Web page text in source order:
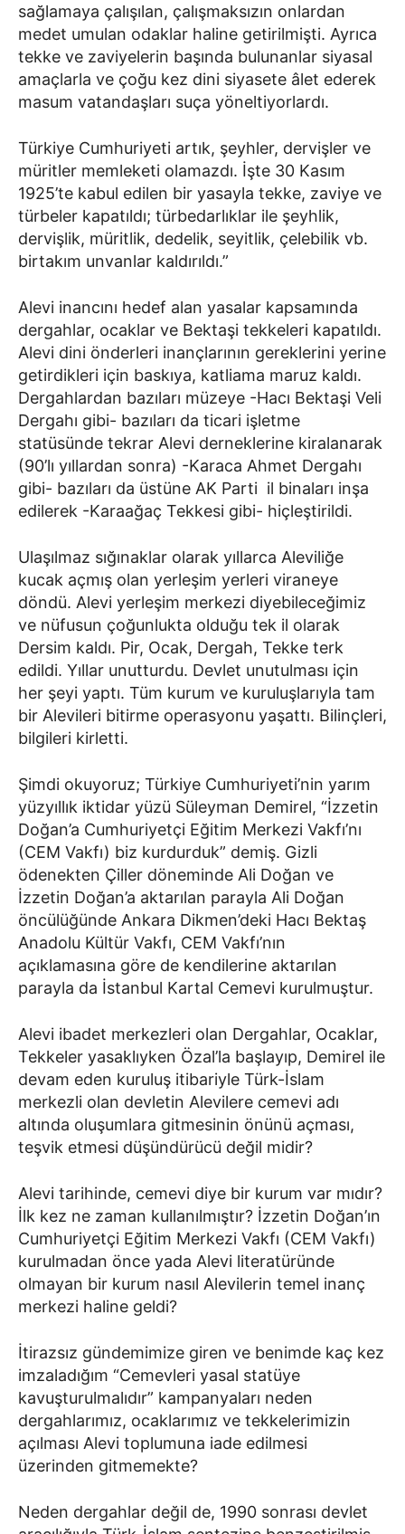
sağlamaya çalışılan, çalışmaksızın onlardan
medet umulan odaklar haline getirilmişti. Ayrıca
tekke ve zaviyelerin başında bulunanlar siyasal
amaçlarla ve çoğu kez dini siyasete âlet ederek
masum vatandaşları suça yöneltiyorlardı.
Türkiye Cumhuriyeti artık, şeyhler, dervişler ve
müritler memleketi olamazdı. İşte 30 Kasım
1925’te kabul edilen bir yasayla tekke, zaviye ve
türbeler kapatıldı; türbedarlıklar ile şeyhlik,
dervişlik, müritlik, dedelik, seyitlik, çelebilik vb.
birtakım unvanlar kaldırıldı.”
Alevi inancını hedef alan yasalar kapsamında
dergahlar, ocaklar ve Bektaşi tekkeleri kapatıldı.
Alevi dini önderleri inançlarının gereklerini yerine
getirdikleri için baskıya, katliama maruz kaldı.
Dergahlardan bazıları müzeye -Hacı Bektaşi Veli
Dergahı gibi- bazıları da ticari işletme
statüsünde tekrar Alevi derneklerine kiralanarak
(90’lı yıllardan sonra) -Karaca Ahmet Dergahı
gibi- bazıları da üstüne AK Parti il binaları inşa
edilerek -Karaağaç Tekkesi gibi- hiçleştirildi.
Ulaşılmaz sığınaklar olarak yıllarca Aleviliğe
kucak açmış olan yerleşim yerleri viraneye
döndü. Alevi yerleşim merkezi diyebileceğimiz
ve nüfusun çoğunlukta olduğu tek il olarak
Dersim kaldı. Pir, Ocak, Dergah, Tekke terk
edildi. Yıllar unutturdu. Devlet unutulması için
her şeyi yaptı. Tüm kurum ve kuruluşlarıyla tam
bir Alevileri bitirme operasyonu yaşattı. Bilinçleri,
bilgileri kirletti.
Şimdi okuyoruz; Türkiye Cumhuriyeti’nin yarım
yüzyıllık iktidar yüzü Süleyman Demirel, “İzzetin
Doğan’a Cumhuriyetçi Eğitim Merkezi Vakfı’nı
(CEM Vakfı) biz kurdurduk” demiş. Gizli
ödenekten Çiller döneminde Ali Doğan ve
İzzetin Doğan’a aktarılan parayla Ali Doğan
öncülüğünde Ankara Dikmen’deki Hacı Bektaş
Anadolu Kültür Vakfı, CEM Vakfı’nın
açıklamasına göre de kendilerine aktarılan
parayla da İstanbul Kartal Cemevi kurulmuştur.
Alevi ibadet merkezleri olan Dergahlar, Ocaklar,
Tekkeler yasaklıyken Özal’la başlayıp, Demirel ile
devam eden kuruluş itibariyle Türk-İslam
merkezli olan devletin Alevilere cemevi adı
altında oluşumlara gitmesinin önünü açması,
teşvik etmesi düşündürücü değil midir?
Alevi tarihinde, cemevi diye bir kurum var mıdır?
İlk kez ne zaman kullanılmıştır? İzzetin Doğan’ın
Cumhuriyetçi Eğitim Merkezi Vakfı (CEM Vakfı)
kurulmadan önce yada Alevi literatüründe
olmayan bir kurum nasıl Alevilerin temel inanç
merkezi haline geldi?
İtirazsız gündemimize giren ve benimde kaç kez
imzaladığım “Cemevleri yasal statüye
kavuşturulmalıdır” kampanyaları neden
dergahlarımız, ocaklarımız ve tekkelerimizin
açılması Alevi toplumuna iade edilmesi
üzerinden gitmemekte?
Neden dergahlar değil de, 1990 sonrası devlet